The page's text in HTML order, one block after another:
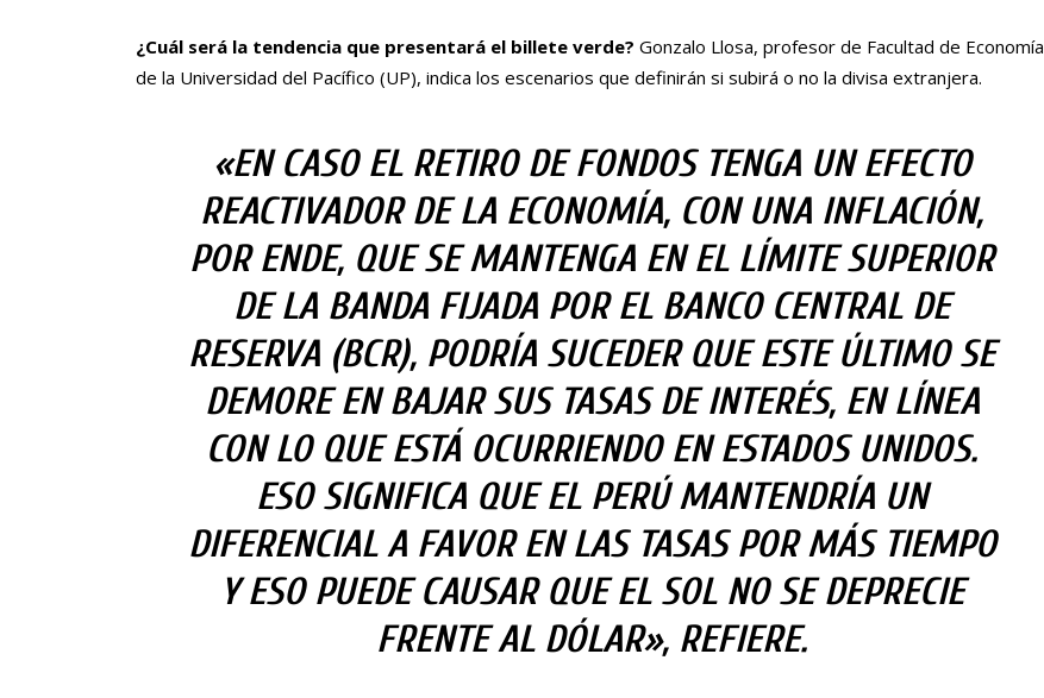
¿Cuál será la tendencia que presentará el billete verde? Gonzalo Llosa, profesor de Facultad de Economía
de la Universidad del Pacífico (UP), indica los escenarios que definirán si subirá o no la divisa extranjera.
«EN CASO EL RETIRO DE FONDOS TENGA UN EFECTO
REACTIVADOR DE LA ECONOMÍA, CON UNA INFLACIÓN,
POR ENDE, QUE SE MANTENGA EN EL LÍMITE SUPERIOR
DE LA BANDA FIJADA POR EL BANCO CENTRAL DE
RESERVA (BCR), PODRÍA SUCEDER QUE ESTE ÚLTIMO SE
DEMORE EN BAJAR SUS TASAS DE INTERÉS, EN LÍNEA
CON LO QUE ESTÁ OCURRIENDO EN ESTADOS UNIDOS.
ESO SIGNIFICA QUE EL PERÚ MANTENDRÍA UN
DIFERENCIAL A FAVOR EN LAS TASAS POR MÁS TIEMPO
Y ESO PUEDE CAUSAR QUE EL SOL NO SE DEPRECIE
FRENTE AL DÓLAR», REFIERE.